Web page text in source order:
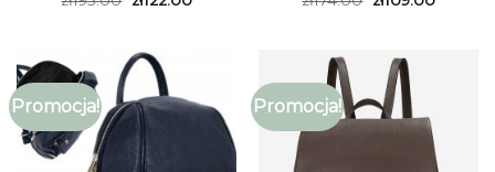
Promocja! Promocja!